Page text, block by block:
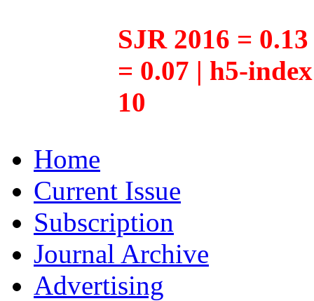
SJR 2016 =
= 0.07 | h5-
10
Home
Current Issue
Subscription
Journal Archive
Advertising